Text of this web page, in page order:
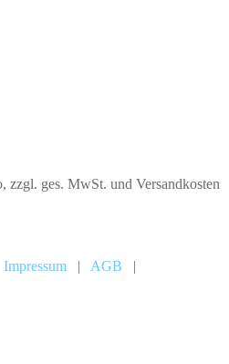
zzgl. ges. MwSt. und Versandkosten
Impressum | AGB |